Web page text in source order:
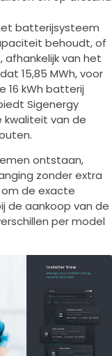
batterijsysteem
behoudt, of
van het
15,85 MWh, voor
16 kWh batterij
Sigenergy
van de
ontstaan,
zonder extra
de exacte
de aankoop van de
per model